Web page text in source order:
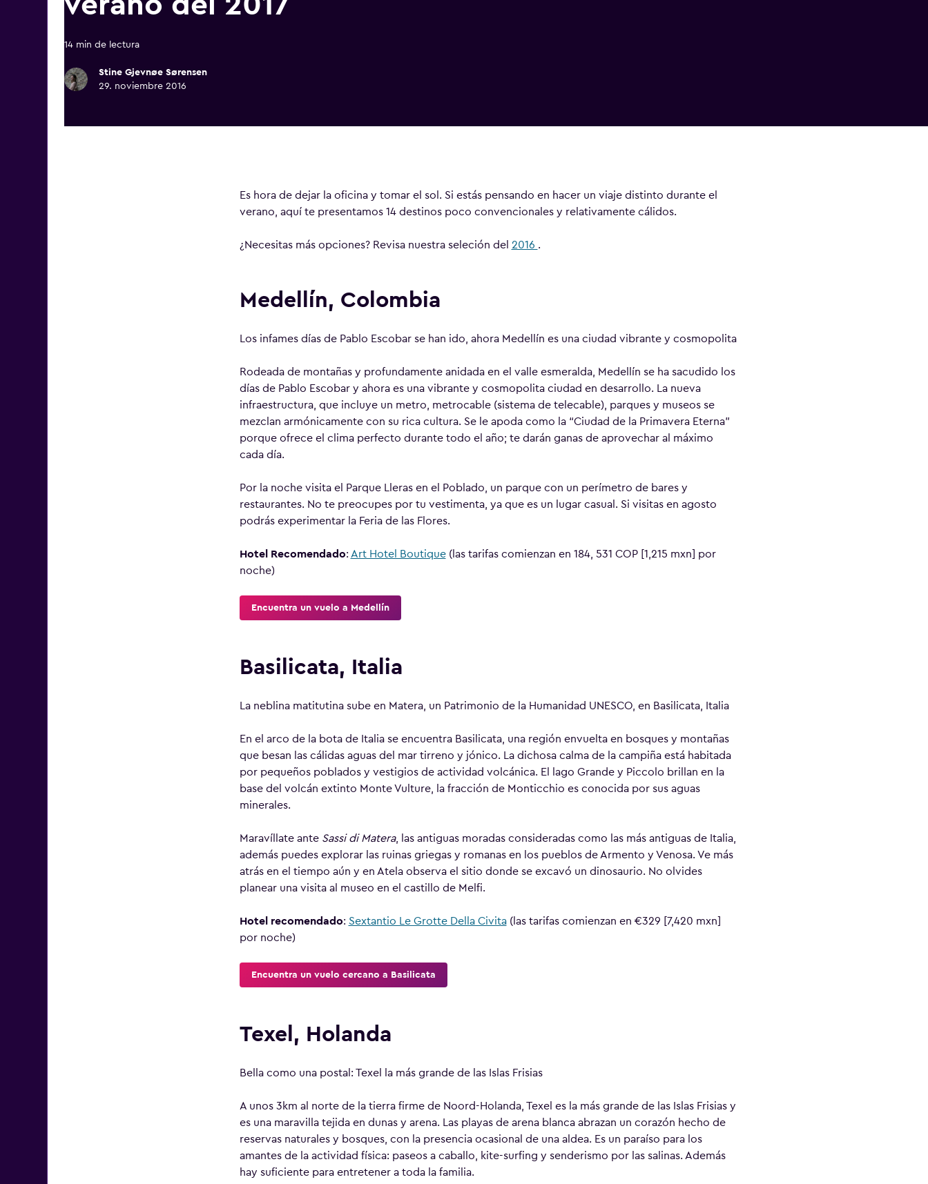
14 min de lectura
Stine Gjevnøe Sørensen
29. noviembre 2016
Es hora de dejar la oficina y tomar el sol. Si estás pensando en hacer un viaje distinto durante el
verano, aquí te presentamos 14 destinos poco convencionales y relativamente cálidos.
¿Necesitas más opciones? Revisa nuestra seleción del 2016 .
Medellín, Colombia
Los infames días de Pablo Escobar se han ido, ahora Medellín es una ciudad vibrante y cosmopolita
Rodeada de montañas y profundamente anidada en el valle esmeralda, Medellín se ha sacudido los
días de Pablo Escobar y ahora es una vibrante y cosmopolita ciudad en desarrollo. La nueva
infraestructura, que incluye un metro, metrocable (sistema de telecable), parques y museos se
mezclan armónicamente con su rica cultura. Se le apoda como la “Ciudad de la Primavera Eterna”
porque ofrece el clima perfecto durante todo el año; te darán ganas de aprovechar al máximo
cada día.
Por la noche visita el Parque Lleras en el Poblado, un parque con un perímetro de bares y
restaurantes. No te preocupes por tu vestimenta, ya que es un lugar casual. Si visitas en agosto
podrás experimentar la Feria de las Flores.
Hotel Recomendado: Art Hotel Boutique(las tarifas comienzan en 184, 531 COP [1,215 mxn] por
noche)
Encuentra un vuelo a Medellín
Basilicata, Italia
La neblina matitutina sube en Matera, un Patrimonio de la Humanidad UNESCO, en Basilicata, Italia
En el arco de la bota de Italia se encuentra Basilicata, una región envuelta en bosques y montañas
que besan las cálidas aguas del mar tirreno y jónico. La dichosa calma de la campiña está habitada
por pequeños poblados y vestigios de actividad volcánica. El lago Grande y Piccolo brillan en la
base del volcán extinto Monte Vulture, la fracción de Monticchio es conocida por sus aguas
minerales.
Maravíllate ante Sassi di Matera, las antiguas moradas consideradas como las más antiguas de Italia,
además puedes explorar las ruinas griegas y romanas en los pueblos de Armento y Venosa. Ve más
atrás en el tiempo aún y en Atela observa el sitio donde se excavó un dinosaurio. No olvides
planear una visita al museo en el castillo de Melfi.
Hotel recomendado: Sextantio Le Grotte Della Civita(las tarifas comienzan en €329 [7,420 mxn]
por noche)
Encuentra un vuelo cercano a Basilicata
Texel, Holanda
Bella como una postal: Texel la más grande de las Islas Frisias
A unos 3km al norte de la tierra firme de Noord-Holanda, Texel es la más grande de las Islas Frisias y
es una maravilla tejida en dunas y arena. Las playas de arena blanca abrazan un corazón hecho de
reservas naturales y bosques, con la presencia ocasional de una aldea. Es un paraíso para los
amantes de la actividad física: paseos a caballo, kite-surfing y senderismo por las salinas. Además
hay suficiente para entretener a toda la familia.